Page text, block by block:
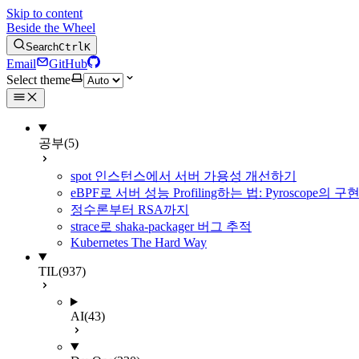
Skip to content
Beside the Wheel
SearchCtrlK
Email
GitHub
Select theme
공부(5)
spot 인스턴스에서 서버 가용성 개선하기
eBPF로 서버 성능 Profiling하는 법: Pyroscope의 구
정수론부터 RSA까지
strace로 shaka-packager 버그 추적
Kubernetes The Hard Way
TIL(937)
AI(43)